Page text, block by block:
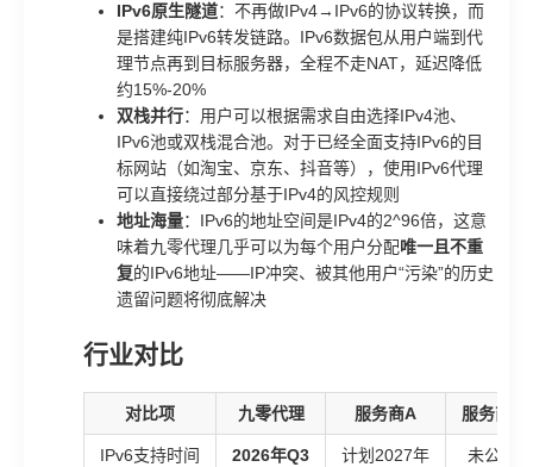
IPv6原生隧道：不再做IPv4→IPv6的协议转换，而
是搭建纯IPv6转发链路。IPv6数据包从用户端到代
理节点再到目标服务器，全程不走NAT，延迟降低
约15%-20%
双栈并行：用户可以根据需求自由选择IPv4池、
IPv6池或双栈混合池。对于已经全面支持IPv6的目
标网站（如淘宝、京东、抖音等），使用IPv6代理
可以直接绕过部分基于IPv4的风控规则
地址海量：IPv6的地址空间是IPv4的2^96倍，这意
味着九零代理几乎可以为每个用户分配唯一且不重
复的IPv6地址——IP冲突、被其他用户“污染”的历史
遗留问题将彻底解决
行业对比
对比项 九零代理 服务商A 服务商B
IPv6支持时间 2026年Q3 计划2027年 未公布